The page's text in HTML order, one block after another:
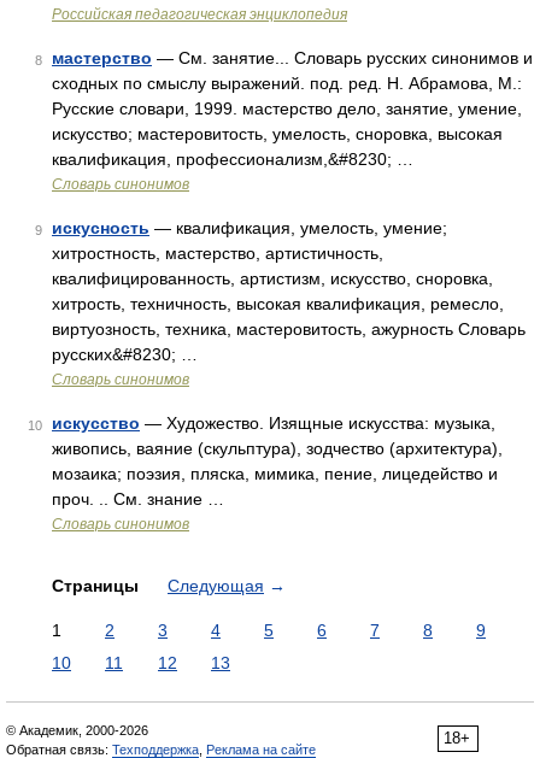
Российская педагогическая энциклопедия
8 мастерство — См. занятие... Словарь русских синонимов и
сходных по смыслу выражений. под. ред. Н. Абрамова, М.:
Русские словари, 1999. мастерство дело, занятие, умение,
искусство; мастеровитость, умелость, сноровка, высокая
квалификация, профессионализм,&#8230; …
Словарь синонимов
9 искусность — квалификация, умелость, умение;
хитростность, мастерство, артистичность,
квалифицированность, артистизм, искусство, сноровка,
хитрость, техничность, высокая квалификация, ремесло,
виртуозность, техника, мастеровитость, ажурность Словарь
русских&#8230; …
Словарь синонимов
10 искусство — Художество. Изящные искусства: музыка,
живопись, ваяние (скульптура), зодчество (архитектура),
мозаика; поэзия, пляска, мимика, пение, лицедейство и
проч. .. См. знание …
Словарь синонимов
Страницы Следующая →
1 2 3 4 5 6 7 8
9
10
11 12 13
18+
© Академик, 2000-2026
Обратная связь: Техподдержка Реклама на сайте